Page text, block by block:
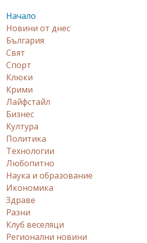
Начало
Новини от днес
България
Свят
Спорт
Клюки
Крими
Лайфстайл
Бизнес
Култура
Политика
Технологии
Любопитно
Наука и образование
Икономика
Здраве
Разни
Клуб веселяци
Регионални новини